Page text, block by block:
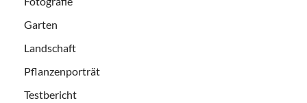
Garten
Landschaft
Pflanzenporträt
Testbericht